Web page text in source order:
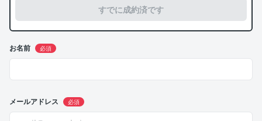
すでに成約済です
お名前 必須
メールアドレス 必須